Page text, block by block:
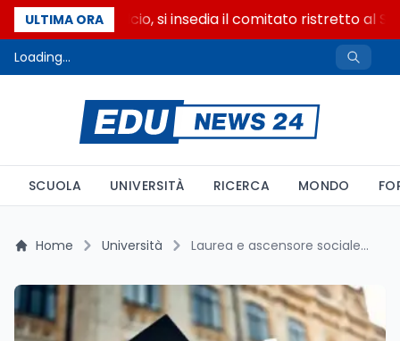
ULTIMA ORA
Riforma del calcio, si insedia il comitato ristretto al
Loading...
SCUOLA UNIVERSITÀ RICERCA MONDO
Home Università Laurea e ascensore sociale: il privilegio della famiglia colta